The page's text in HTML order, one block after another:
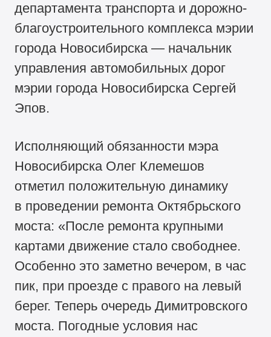
департамента транспорта и дорожно-
благоустроительного комплекса мэрии
города Новосибирска — начальник
управления автомобильных дорог
мэрии города Новосибирска Сергей
Эпов.
Исполняющий обязанности мэра
Новосибирска Олег Клемешов
отметил положительную динамику
в проведении ремонта Октябрьского
моста: «После ремонта крупными
картами движение стало свободнее.
Особенно это заметно вечером, в час
пик, при проезде с правого на левый
берег. Теперь очередь Димитровского
моста. Погодные условия нас